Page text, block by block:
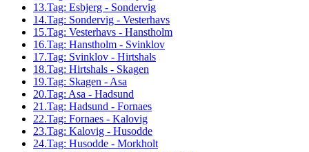
13.Tag: Esbjerg - Sondervig
14.Tag: Sondervig - Vesterhavs
15.Tag: Vesterhavs - Hanstholm
16.Tag: Hanstholm - Svinklov
17.Tag: Svinklov - Hirtshals
18.Tag: Hirtshals - Skagen
19.Tag: Skagen - Asa
20.Tag: Asa - Hadsund
21.Tag: Hadsund - Fornaes
22.Tag: Fornaes - Kalovig
23.Tag: Kalovig - Husodde
24.Tag: Husodde - Morkholt